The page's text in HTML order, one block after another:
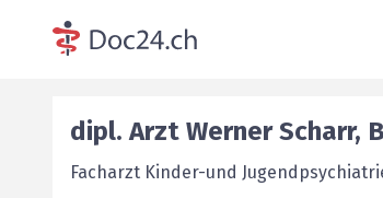
dipl. Arzt Werner Scharr,
Facharzt Kinder-und